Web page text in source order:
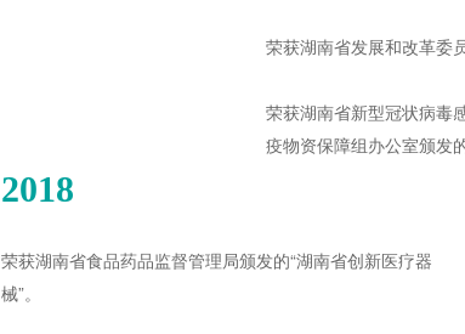
荣获湖南省发展和改革委
荣获湖南省新型冠状病毒
疫物资保障组办公室
2018
荣获湖南省食品药品监督管理局颁发的“湖南省创新医疗器
械”。